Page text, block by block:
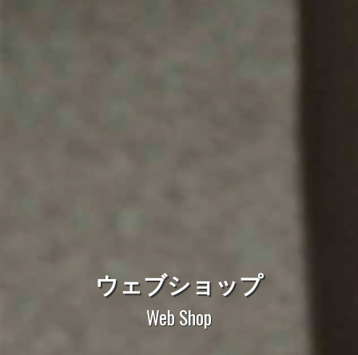
ウェブショップ
Web Shop